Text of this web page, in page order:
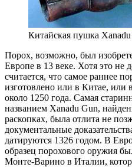
Китайская пушка
Порох, возможно, был
Европе в 13 веке. Хотя это не
считается, что самое раннее
изготовлено или в Китае, или
около 1250 года. Самая
названием Xanadu Gun,
раскопках, была отлита не
документальные
датируются 1326 годом. В
образец порохового оружия
Монте-Варино в Италии,